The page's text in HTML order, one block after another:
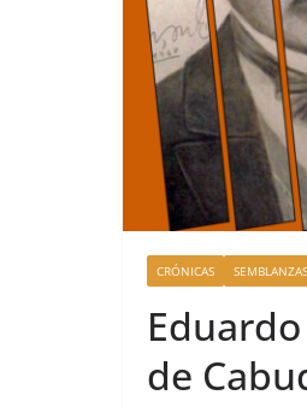
CRÓNICAS SEMBLANZAS
de